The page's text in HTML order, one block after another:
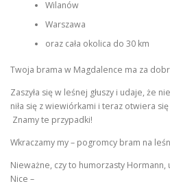
Wilanów
Warszawa
oraz cała okolica do 30 km
Twoja brama w Magdalence ma za
Zaszyła się w leśnej głuszy i udaje, że
niła się z wiewiórkami i teraz otwiera się
Znamy te przypadki!
Wkraczamy my – pogromcy bram na
Nieważne, czy to humorzasty Hormann,
Nice –